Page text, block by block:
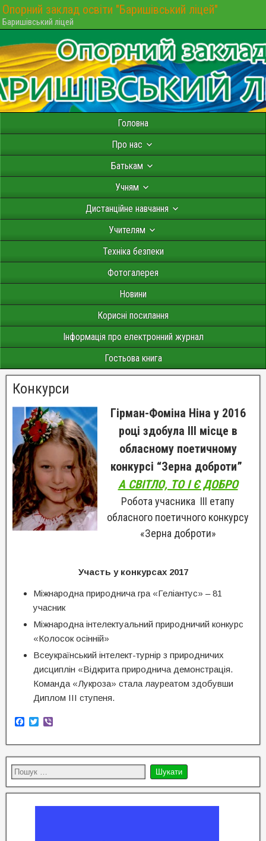
Опорний заклад освіти "Баришівський ліцей"
Баришівський ліцей
Головна
Про нас
Батькам
Учням
Дистанційне навчання
Учителям
Техніка безпеки
Фотогалерея
Новини
Корисні посилання
Інформація про електронний журнал
Гостьова книга
Конкурси
Гірман-Фоміна Ніна у 2016
році здобула ІІІ місце в
обласному поетичному
конкурсі “Зерна доброти”
А СВІТЛО, ТО І Є ДОБРО
Робота учасника ІІІ етапу
обласного поетичного конкурсу
«Зерна доброти»
Участь у конкурсах 2017
Міжнародна природнича гра «Геліантус» – 81
учасник
Міжнародна інтелектуальний природничий конкурс
«Колосок осінній»
Всеукраїнський інтелект-турнір з природничих
дисциплін «Відкрита природнича демонстрація.
Команда «Лукроза» стала лауреатом здобувши
Диплом ІІІ ступеня.
F
b
o
o
k
T
t
e
r
r